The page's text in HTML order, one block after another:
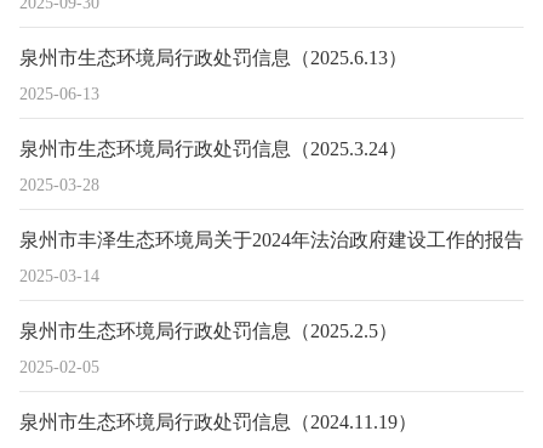
2025-06-13
泉州市生态环境局行政处罚信息（2025.6.13）
2025-03-28
泉州市生态环境局行政处罚信息（2025.3.24）
2025-03-14
泉州市丰泽生态环境局关于2024年法治政府建设工作的报告
2025-02-05
泉州市生态环境局行政处罚信息（2025.2.5）
泉州市生态环境局行政处罚信息（2024.11.19）